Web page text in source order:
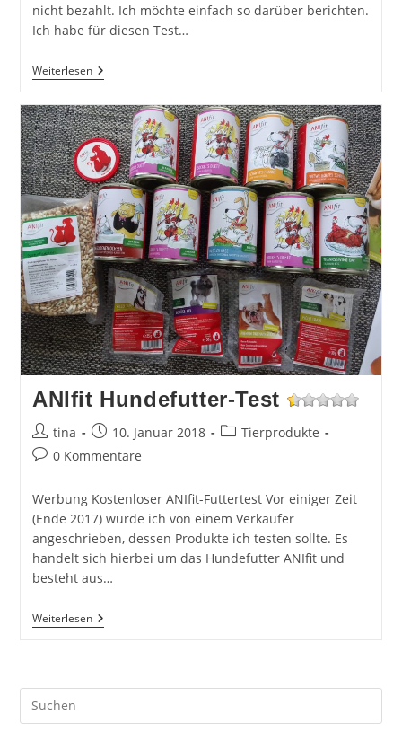
nicht bezahlt. Ich möchte einfach so darüber berichten.
Ich habe für diesen Test…
WeiterlesenReal
Nature
Hundefutter
ANIfit Hundefutter-Test
Beitrags-
Autor:
tina
Beitrag
veröffentlicht:
10. Januar 2018
Beitrags-
Tierprodukte
Beitrags-
0 Kommentare
Werbung Kostenloser ANIfit-Futtertest Vor einiger Zeit
(Ende 2017) wurde ich von einem Verkäufer
angeschrieben, dessen Produkte ich testen sollte. Es
handelt sich hierbei um das Hundefutter ANIfit und
besteht aus…
WeiterlesenANIfit
Hundefutter-